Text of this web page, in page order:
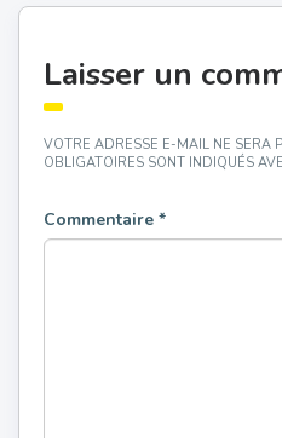
Laisser un
VOTRE ADRESSE E-MAIL NE SERA
OBLIGATOIRES SONT INDIQUÉS
Commentaire *